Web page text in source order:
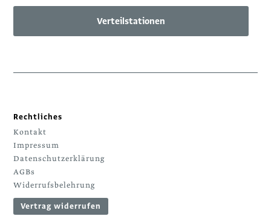
Verteilstationen
Rechtliches
Kontakt
Impressum
Datenschutzerklärung
AGBs
Widerrufsbelehrung
Vertrag widerrufen